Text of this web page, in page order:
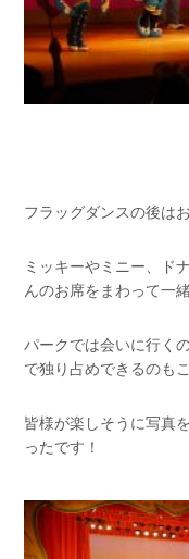
フラッグダンスの後は
ミッキーやミニー、ド
んのお席をまわって一
パークでは会いに行く
で独り占めできるのも
皆様が楽しそうに写真
ったです！